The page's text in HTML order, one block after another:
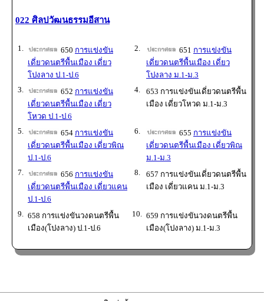
022 ศิลปวัฒนธรรมอีสาน
1. 650 การแข่งขัน
เดี่ยวดนตรีพื้นเมือง เดี่ยว
โปงลาง ป.1-ป.6
2. 651 การแข่งขัน
เดี่ยวดนตรีพื้นเมือง เดี่ยว
โปงลาง ม.1-ม.3
3.
652 การแข่งขัน
เดี่ยวดนตรีพื้นเมือง เดี่ยว
โหวด ป.1-ป.6
4.
653 การแข่งขันเดี่ยวดนตรีพื้น
เมือง เดี่ยวโหวด ม.1-ม.3
5. 654 การแข่งขัน
เดี่ยวดนตรีพื้นเมือง เดี่ยวพิณ
ป.1-ป.6
6. 655 การแข่งขัน
เดี่ยวดนตรีพื้นเมือง เดี่ยวพิณ
ม.1-ม.3
7.
656 การแข่งขัน
เดี่ยวดนตรีพื้นเมือง เดี่ยวแคน
ป.1-ป.6
8.
657 การแข่งขันเดี่ยวดนตรีพื้น
เมือง เดี่ยวแคน ม.1-ม.3
9. 658 การแข่งขันวงดนตรีพื้น
เมือง(โปงลาง) ป.1-ป.6
10. 659 การแข่งขันวงดนตรีพื้น
เมือง(โปงลาง) ม.1-ม.3